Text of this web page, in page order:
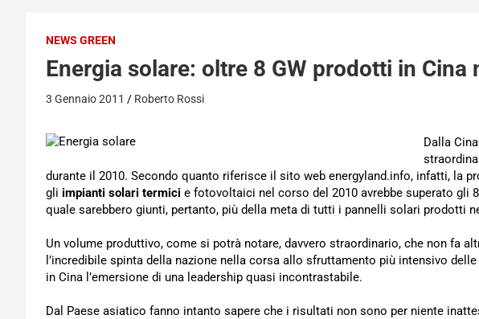
NEWS GREEN
Energia solare: oltre 8 GW prodotti in Cina
3 Gennaio 2011 Roberto Rossi
Dalla
durante il 2010. Secondo quanto riferisce il sito web energyland.info, infatti, la
gli impianti solari termici e fotovoltaici nel corso del 2010 avrebbe superato gli
quale sarebbero giunti, pertanto, più della meta di tutti i pannelli solari prodotti
Un volume produttivo, come si potrà notare, davvero straordinario, che non fa
l’incredibile spinta della nazione nella corsa allo sfruttamento più intensivo delle
in Cina l’emersione di una leadership quasi incontrastabile.
Dal Paese asiatico fanno intanto sapere che i risultati non sono per niente